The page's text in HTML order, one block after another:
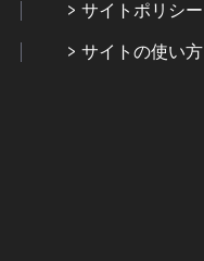
サイトポリシー
サイトの使い方